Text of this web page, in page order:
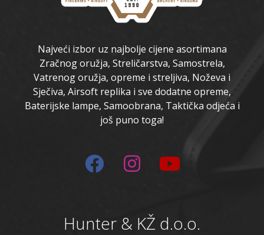
Najveći izbor uz najbolje cijene asortimana
Zračnog oružja, Streličarstva, Samostrela,
Vatrenog oružja, opreme i streljiva, Noževa i
Sječiva, Airsoft replika i sve dodatne opreme,
Baterijske lampe, Samoobrana, Taktička odjeća i
još puno toga!
Hunter & KŽ d.o.o.